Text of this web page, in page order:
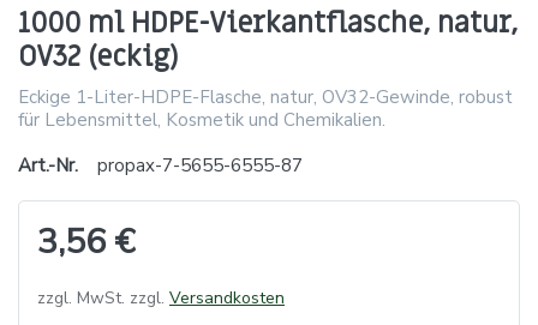
1000 ml HDPE-Vierkantflasche, natur,
OV32 (eckig)
Eckige 1-Liter-HDPE-Flasche, natur, OV32-Gewinde, robust
für Lebensmittel, Kosmetik und Chemikalien.
Art.-Nr.
propax-7-5655-6555-87
3,56 €
zzgl. MwSt. zzgl. Versandkosten